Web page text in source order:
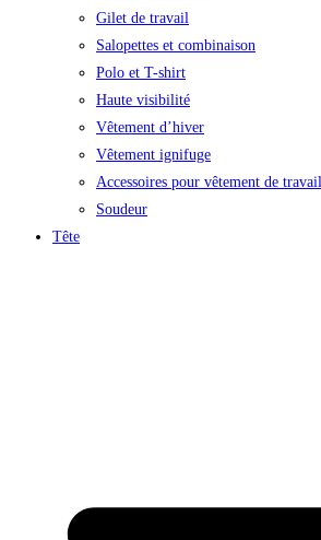
Gilet de travail
Salopettes et combinaison
Polo et T-shirt
Haute visibilité
Vêtement d’hiver
Vêtement ignifuge
Accessoires pour vêtement de travail
Soudeur
Tête